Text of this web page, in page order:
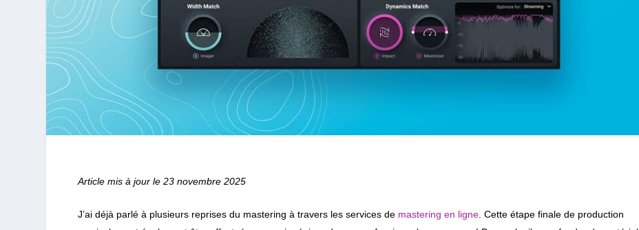
Article mis à jour le 23 novembre 2025
J’ai déjà parlé à plusieurs reprises du mastering à travers les services de mastering en ligne. Cette étape finale de production